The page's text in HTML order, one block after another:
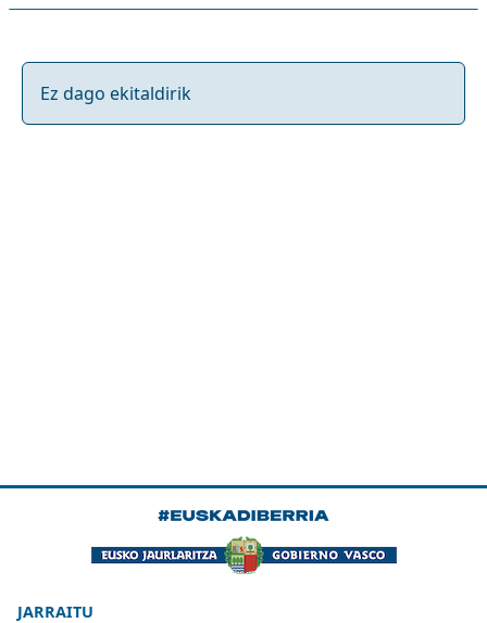
Ez dago ekitaldirik
JARRAITU